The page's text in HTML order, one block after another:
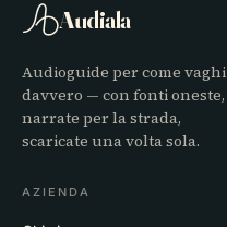
Audiala
Audioguide per come vaghi
davvero — con fonti oneste,
narrate per la strada,
scaricate una volta sola.
AZIENDA